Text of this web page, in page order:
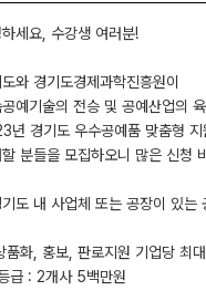
하세요, 수강생 여러분!
와 경기도경제과학진흥원이
공예기술의 전승 및 공예산업의
년 경기도 우수공예품 맞춤형 지
분들을 모집하오니 많은 신청
도 내 사업체 또는 공장이 있는
화, 홍보, 판로지원 기업당 최
급 : 2개사 5백만원